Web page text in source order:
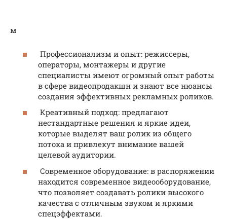
м
Профессионализм и опыт: режиссеры,
операторы, монтажеры и другие
специалисты имеют огромный опыт работы
в сфере видеопродакшн и знают все нюансы
создания эффективных рекламных роликов.
Креативный подход: предлагают
нестандартные решения и яркие идеи,
которые выделят ваш ролик из общего
потока и привлекут внимание вашей
целевой аудитории.
Современное оборудование: в распоряжении
находится современное видеооборудование,
что позволяет создавать ролики высокого
качества с отличным звуком и яркими
спецэффектами.